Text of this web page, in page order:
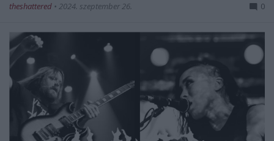
theshattered • 2024. szeptember 26. 0